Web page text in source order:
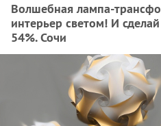
Волшебная лампа-
интерьер светом! И
54%. Сочи